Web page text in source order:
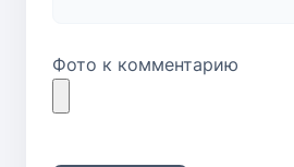
Фото к комментарию